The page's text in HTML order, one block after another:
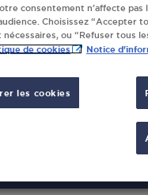
S'Y
PLENEUF VAL
consentement n’affecte pas
Choisissez “Accepter
ou “Refuser tous
de cookies Notice
les cookies